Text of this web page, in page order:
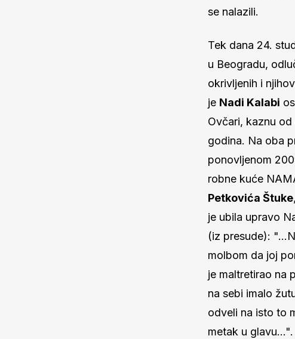
se nalazili.
Tek dana 24.
u Beogradu,
okrivljenih i
je Nadi Kalabi
Ovčari, kaznu
godina. Na oba
ponovljenom
robne kuće
Petkovića Štuke
je ubila upravo
(iz presude):
molbom da joj
je maltretirao na
na sebi imalo
odveli na isto to
metak u glavu…".